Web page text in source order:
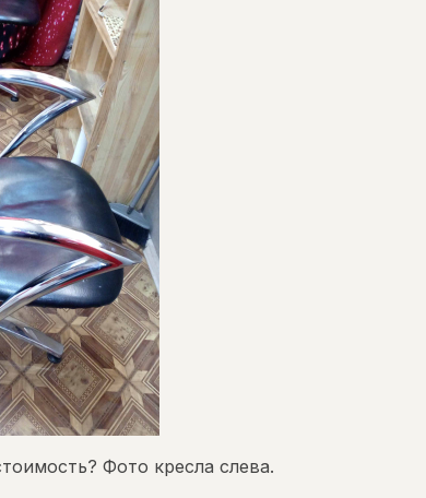
Фото кресла слева.